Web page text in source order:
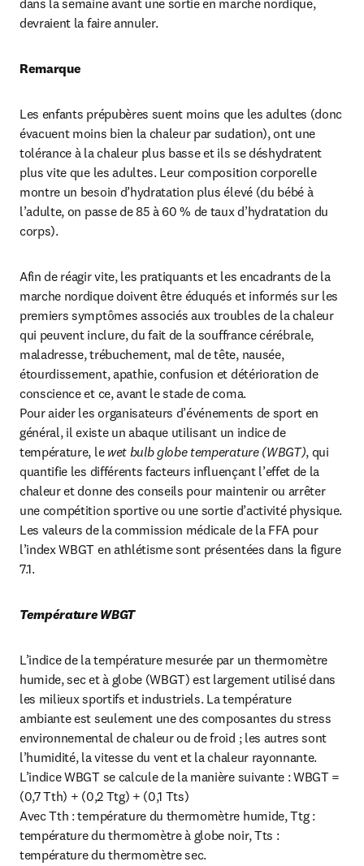
dans la semaine avant une sortie en marche nordique,
devraient la faire annuler.
Remarque
Les enfants prépubères suent moins que les adultes (donc
évacuent moins bien la chaleur par sudation), ont une
tolérance à la chaleur plus basse et ils se déshydratent
plus vite que les adultes. Leur composition corporelle
montre un besoin d’hydratation plus élevé (du bébé à
l’adulte, on passe de 85 à 60 % de taux d’hydratation du
corps).
Afin de réagir vite, les pratiquants et les encadrants de la
marche nordique doivent être éduqués et informés sur les
premiers symptômes associés aux troubles de la chaleur
qui peuvent inclure, du fait de la souffrance cérébrale,
maladresse, trébuchement, mal de tête, nausée,
étourdissement, apathie, confusion et détérioration de
conscience et ce, avant le stade de coma.
Pour aider les organisateurs d’événements de sport en
général, il existe un abaque utilisant un indice de
température, le wet bulb globe temperature (WBGT), qui
quantifie les différents facteurs influençant l’effet de la
chaleur et donne des conseils pour maintenir ou arrêter
une compétition sportive ou une sortie d’activité physique.
Les valeurs de la commission médicale de la FFA pour
l’index WBGT en athlétisme sont présentées dans la figure
7.1.
Température WBGT
L’indice de la température mesurée par un thermomètre
humide, sec et à globe (WBGT) est largement utilisé dans
les milieux sportifs et industriels. La température
ambiante est seulement une des composantes du stress
environnemental de chaleur ou de froid ; les autres sont
l’humidité, la vitesse du vent et la chaleur rayonnante.
L’indice WBGT se calcule de la manière suivante : WBGT =
(0,7 Tth) + (0,2 Ttg) + (0,1 Tts)
Avec Tth : température du thermomètre humide, Ttg :
température du thermomètre à globe noir, Tts :
température du thermomètre sec.